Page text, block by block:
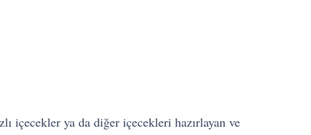
içecekler ya da diğer içecekleri hazırlayan ve